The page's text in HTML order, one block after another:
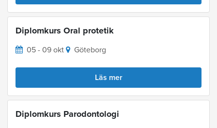
Diplomkurs Oral protetik
05 - 09 okt Göteborg
Läs mer
Diplomkurs Parodontologi